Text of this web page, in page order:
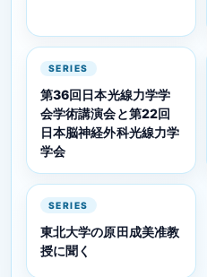
SERIES
第36回日本光線力学学
会学術講演会と第22回
日本脳神経外科光線力学
学会
SERIES
東北大学の原田成美准教
授に聞く